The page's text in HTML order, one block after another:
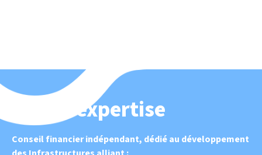
Notreexpertise
Conseil financier indépendant, dédié au développement